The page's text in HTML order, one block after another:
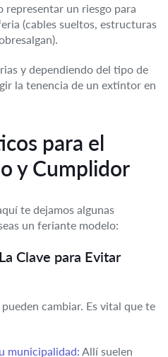
representar un riesgo para
(cables sueltos, estructuras
y dependiendo del tipo de
la tenencia de un extintor en
para el
y Cumplidor
te dejamos algunas
un feriante modelo:
Clave para Evitar
cambiar. Es vital que te
municipalidad: Allí suelen